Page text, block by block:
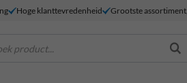
Hoge klanttevredenheid Grootste
product...